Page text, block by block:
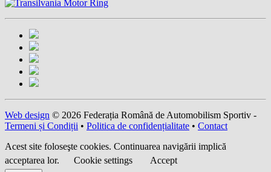
Web design © 2026 Federația Română de Automobilism Sportiv -
Termeni și Condiții • Politica de confidențialitate • Contact
Acest site foloseşte cookies. Continuarea navigării implică
acceptarea lor.
Cookie settings Accept